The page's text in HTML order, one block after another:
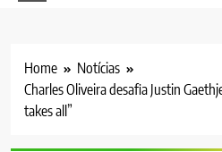
Home
Notícias
Charles Oliveira desafia Justin
takes all”